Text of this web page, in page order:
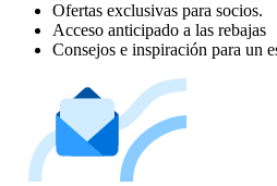
Ofertas exclusivas para socios.
Acceso anticipado a las rebajas
Consejos e inspiración para un